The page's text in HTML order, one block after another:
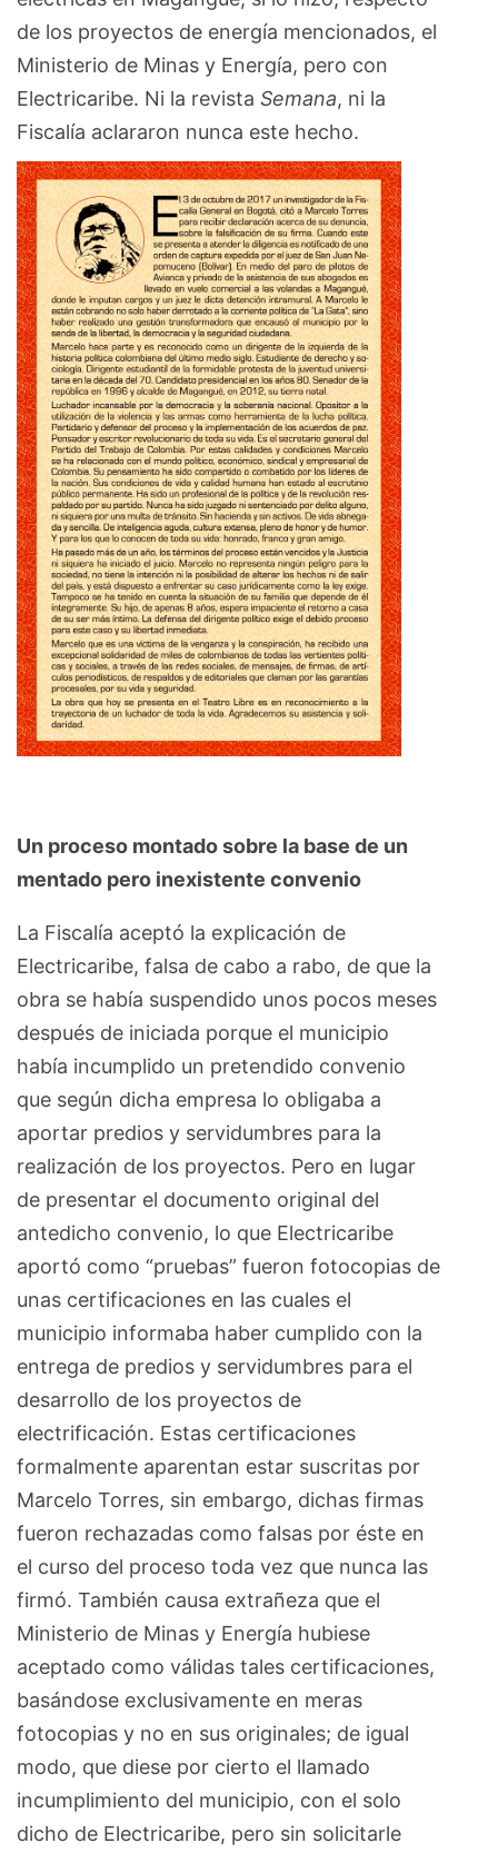
de los proyectos de energía mencionados, el
Ministerio de Minas y Energía, pero con
Electricaribe. Ni la revista Semana, ni la
Fiscalía aclararon nunca este hecho.
Un proceso montado sobre la base de un
mentado pero inexistente convenio
La Fiscalía aceptó la explicación de
Electricaribe, falsa de cabo a rabo, de que la
obra se había suspendido unos pocos meses
después de iniciada porque el municipio
había incumplido un pretendido convenio
que según dicha empresa lo obligaba a
aportar predios y servidumbres para la
realización de los proyectos. Pero en lugar
de presentar el documento original del
antedicho convenio, lo que Electricaribe
aportó como “pruebas” fueron fotocopias de
unas certificaciones en las cuales el
municipio informaba haber cumplido con la
entrega de predios y servidumbres para el
desarrollo de los proyectos de
electrificación. Estas certificaciones
formalmente aparentan estar suscritas por
Marcelo Torres, sin embargo, dichas firmas
fueron rechazadas como falsas por éste en
el curso del proceso toda vez que nunca las
firmó. También causa extrañeza que el
Ministerio de Minas y Energía hubiese
aceptado como válidas tales certificaciones,
basándose exclusivamente en meras
fotocopias y no en sus originales; de igual
modo, que diese por cierto el llamado
incumplimiento del municipio, con el solo
dicho de Electricaribe, pero sin solicitarle